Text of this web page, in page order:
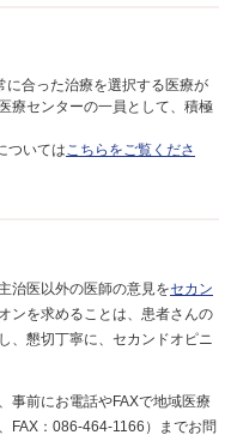
に合った治療を選択する医療が
療センターの一員として、積極
ついてはこちらをご覧くださ
治医以外の医師の意見をセカン
ンを求めることは、患者さんの
、懇切丁寧に、セカンドオピニ
事前にお電話やFAXで地域医療
：086-464-1166）までお問